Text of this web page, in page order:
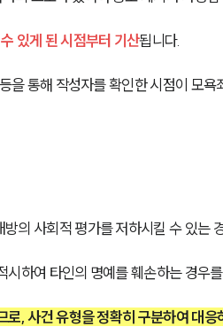
있게 된 시점부터 기산됩니다.
을 통해 작성자를 확인한 시점이 모욕
의 사회적 평가를 저하시킬 수 있는
하여 타인의 명예를 훼손하는 경우
, 사건 유형을 정확히 구분하여 대응